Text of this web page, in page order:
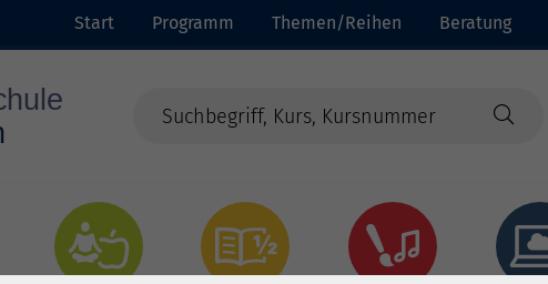
Start Programm Themen/Reihen Beratung